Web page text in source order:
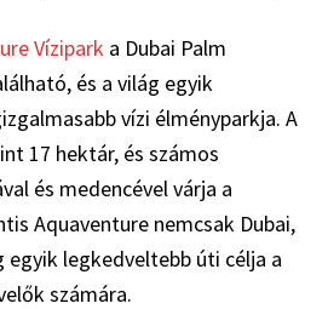
Vízipark a Dubai Palm
és a világ egyik
vízi élményparkja. A
17 hektár, és számos
és medencével várja a
Aquaventure nemcsak Dubai,
egyik legkedveltebb úti célja a
számára.